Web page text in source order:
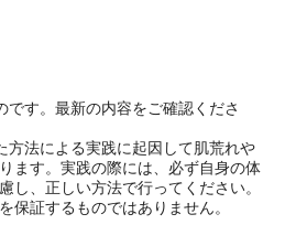
す。最新の内容をご確認くださ
方法による実践に起因して肌荒れや
ます。実践の際には、必ず自身の体
し、正しい方法で行ってください。
保証するものではありません。